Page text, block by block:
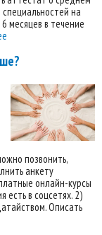
на
месяцев в течение
позвонить,
анкету
онлайн-курсы
есть в соцсетях. 2)
Описать